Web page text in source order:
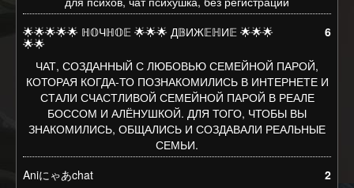
🌟🌟🌟🌟🌟 ℍ𝕆Чℍ𝕆𝔼 🌟🌟🌟 Д𝔹ИЖ𝔼ℍИ𝔼 🌟🌟🌟
🌟🌟
6
ЧАТ, СОЗДАННЫЙ С ЛЮБОВЬЮ СЕМЕЙНОЙ ПАРОЙ,
КОТОРАЯ КОГДА-ТО ПОЗНАКОМИЛИСЬ В ИНТЕРНЕТЕ И
СТАЛИ СЧАСТЛИВОЙ СЕМЕЙНОЙ ПАРОЙ В РЕАЛЕ
БОССОМ И АЛЁНУШКОЙ. ДЛЯ ТОГО, ЧТОБЫ ВЫ
ЗНАКОМИЛИСЬ, ОБЩАЛИСЬ И СОЗДАВАЛИ РЕАЛЬНЫЕ
СЕМЬИ.
Aniにゃあchat
2